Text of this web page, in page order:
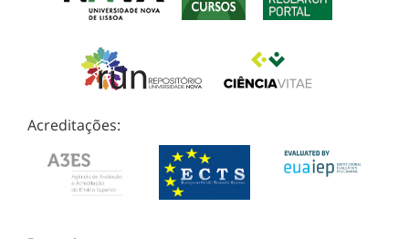
Acreditações: